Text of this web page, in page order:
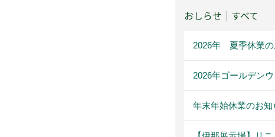
おしらせ｜すべて
2026年 夏季休業の
2026年ゴールデン
年末年始休業のお知